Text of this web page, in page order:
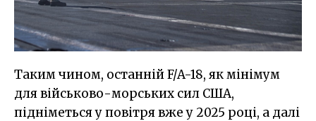
Таким чином, останній F/A-18, як мінімум
для військово-морських сил США,
підніметься у повітря вже у 2025 році, а далі